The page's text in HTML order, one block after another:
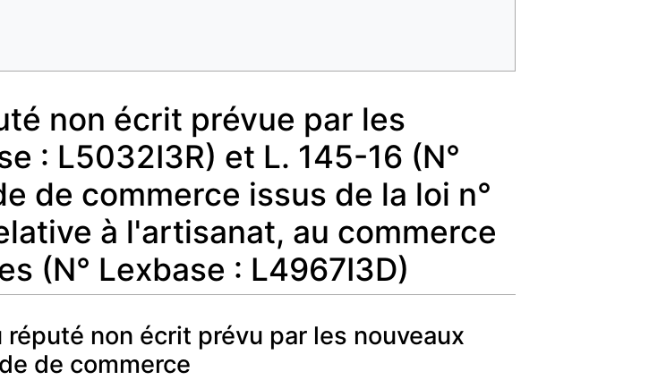
non écrit prévue par les
: L5032I3R) et L. 145-16 (N°
de commerce issus de la loi n°
à l'artisanat, au commerce
(N° Lexbase : L4967I3D)
non écrit prévu par les nouveaux
de commerce